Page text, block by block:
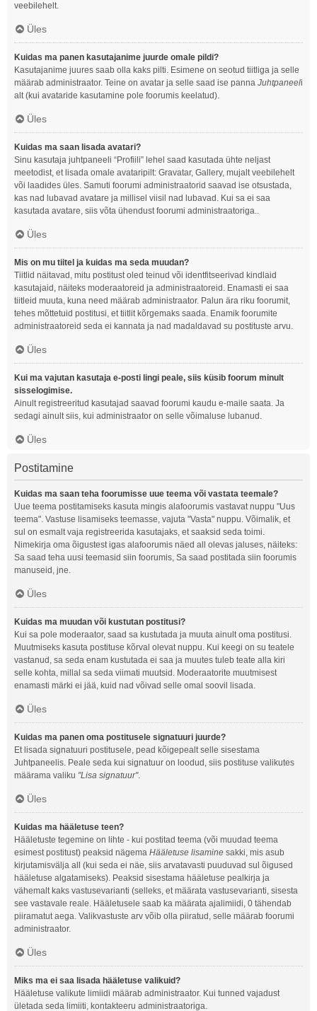
veebilehelt.
Üles
Kuidas ma panen kasutajanime juurde omale pildi?
Kasutajanime juures saab olla kaks pilti. Esimene on seotud tiitliga ja selle
määrab administraator. Teine on avatar ja selle saad ise panna Juhtpaneeli
alt (kui avataride kasutamine pole foorumis keelatud).
Üles
Kuidas ma saan lisada avatari?
Sinu kasutaja juhtpaneeli “Profiili” lehel saad kasutada ühte neljast
meetodist, et lisada omale avataripilt: Gravatar, Gallery, mujalt veebilehelt
või laadides üles. Samuti foorumi administraatorid saavad ise otsustada,
kas nad lubavad avatare ja millisel viisil nad lubavad. Kui sa ei saa
kasutada avatare, siis võta ühendust foorumi administraatoriga..
Üles
Mis on mu tiitel ja kuidas ma seda muudan?
Tiitlid näitavad, mitu postitust oled teinud või identfitseerivad kindlaid
kasutajaid, näiteks moderaatoreid ja administraatoreid. Enamasti ei saa
tiitleid muuta, kuna need määrab administraator. Palun ära riku foorumit,
tehes mõttetuid postitusi, et tiitlit kõrgemaks saada. Enamik foorumite
administraatoreid seda ei kannata ja nad madaldavad su postituste arvu.
Üles
Kui ma vajutan kasutaja e-posti lingi peale, siis küsib foorum minult
sisselogimise.
Ainult registreeritud kasutajad saavad foorumi kaudu e-maile saata. Ja
sedagi ainult siis, kui administraator on selle võimaluse lubanud.
Üles
Postitamine
Kuidas ma saan teha foorumisse uue teema või vastata teemale?
Uue teema postitamiseks kasuta mingis alafoorumis vastavat nuppu "Uus
teema". Vastuse lisamiseks teemasse, vajuta "Vasta" nuppu. Võimalik, et
sul on esmalt vaja registreerida kasutajaks, et saaksid seda toimi.
Nimekirja oma õigustest igas alafoorumis näed all olevas jaluses, näiteks:
Sa saad teha uusi teemasid siin foorumis, Sa saad postitada siin foorumis
manuseid, jne.
Üles
Kuidas ma muudan või kustutan postitusi?
Kui sa pole moderaator, saad sa kustutada ja muuta ainult oma postitusi.
Muutmiseks kasuta postituse kõrval olevat nuppu. Kui keegi on su teatele
vastanud, sa seda enam kustutada ei saa ja muutes tuleb teate alla kiri
selle kohta, millal sa seda viimati muutsid. Moderaatorite muutmisest
enamasti märki ei jää, kuid nad võivad selle omal soovil lisada.
Üles
Kuidas ma panen oma postitusele signatuuri juurde?
Et lisada signatuuri postitusele, pead kõigepealt selle sisestama
Juhtpaneelis. Peale seda kui signatuur on loodud, siis postituse valikutes
määrama valiku "Lisa signatuur".
Üles
Kuidas ma hääletuse teen?
Hääletuste tegemine on lihte - kui postitad teema (või muudad teema
esimest postitust) peaksid nägema Hääletuse lisamine sakki, mis asub
kirjutamisvälja all (kui seda ei näe, siis arvatavasti puuduvad sul õigused
hääletuse algatamiseks). Peaksid sisestama hääletuse pealkirja ja
vähemalt kaks vastusevarianti (selleks, et määrata vastusevarianti, sisesta
see vastavale reale. Hääletusele saab ka määrata ajalimiidi, 0 tähendab
piiramatut aega. Valikvastuste arv võib olla piiratud, selle määrab foorumi
administraator.
Üles
Miks ma ei saa lisada hääletuse valikuid?
Hääletuse valikute limiidi määrab administraator. Kui tunned vajadust
ületada seda limiiti, kontakteeru administraatoriga.